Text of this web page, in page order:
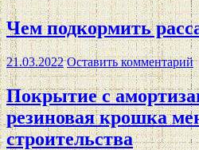
Чем подкормить
21.03.2022 Оставить комментарий
Покрытие с
резиновая крошка
строительства